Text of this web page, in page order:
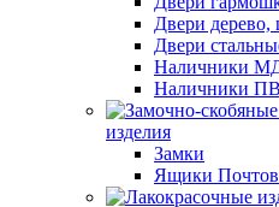
Двери дерево,
Двери
Наличники
Наличники
изделия
Замки
Ящики